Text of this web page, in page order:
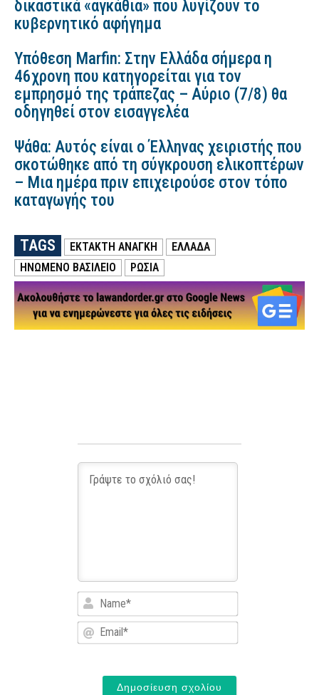
δικαστικά «αγκάθια» που λυγίζουν το
κυβερνητικό αφήγημα
Υπόθεση Marfin: Στην Ελλάδα σήμερα η
46χρονη που κατηγορείται για τον
εμπρησμό της τράπεζας – Αύριο (7/8) θα
οδηγηθεί στον εισαγγελέα
Ψάθα: Αυτός είναι ο Έλληνας χειριστής που
σκοτώθηκε από τη σύγκρουση ελικοπτέρων
– Μια ημέρα πριν επιχειρούσε στον τόπο
καταγωγής του
TAGS ΕΚΤΑΚΤΗ ΑΝΑΓΚΗ
ΕΛΛΑΔΑ
ΗΝΩΜΕΝΟ ΒΑΣΙΛΕΙΟ
ΡΩΣΙΑ
Name*
Email*